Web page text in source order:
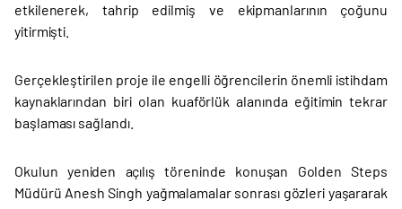
etkilenerek, tahrip edilmiş ve ekipmanlarının çoğunu
yitirmişti.
Gerçekleştirilen proje ile engelli öğrencilerin önemli istihdam
kaynaklarından biri olan kuaförlük alanında eğitimin tekrar
başlaması sağlandı.
Okulun yeniden açılış töreninde konuşan Golden Steps
Müdürü Anesh Singh yağmalamalar sonrası gözleri yaşararak